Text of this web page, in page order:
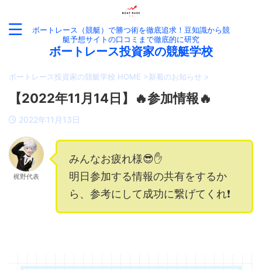
ボートレース（競艇）で勝つ術を徹底追求！豆知識から競
艇予想サイトの口コミまで徹底的に研究
ボートレース投資家の競艇学校
ボートレース投資家の競艇学校 HOME >新着のお知らせ >
【2022年11月14日】🔥参加情報🔥
2022年11月13日
梶野代表
みんなお疲れ様😎✋
明日参加する情報の共有をするか
ら、参考にして成功に繋げてくれ❗️